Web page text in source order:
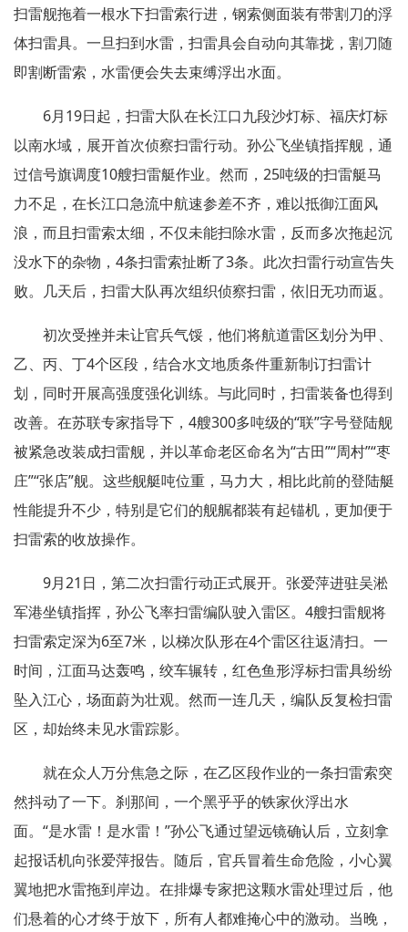
扫雷舰拖着一根水下扫雷索行进，钢索侧面装有带割刀的浮
体扫雷具。一旦扫到水雷，扫雷具会自动向其靠拢，割刀随
即割断雷索，水雷便会失去束缚浮出水面。
6月19日起，扫雷大队在长江口九段沙灯标、福庆灯标
以南水域，展开首次侦察扫雷行动。孙公飞坐镇指挥舰，通
过信号旗调度10艘扫雷艇作业。然而，25吨级的扫雷艇马
力不足，在长江口急流中航速参差不齐，难以抵御江面风
浪，而且扫雷索太细，不仅未能扫除水雷，反而多次拖起沉
没水下的杂物，4条扫雷索扯断了3条。此次扫雷行动宣告失
败。几天后，扫雷大队再次组织侦察扫雷，依旧无功而返。
初次受挫并未让官兵气馁，他们将航道雷区划分为甲、
乙、丙、丁4个区段，结合水文地质条件重新制订扫雷计
划，同时开展高强度强化训练。与此同时，扫雷装备也得到
改善。在苏联专家指导下，4艘300多吨级的“联”字号登陆舰
被紧急改装成扫雷舰，并以革命老区命名为“古田”“周村”“枣
庄”“张店”舰。这些舰艇吨位重，马力大，相比此前的登陆艇
性能提升不少，特别是它们的舰艉都装有起锚机，更加便于
扫雷索的收放操作。
9月21日，第二次扫雷行动正式展开。张爱萍进驻吴淞
军港坐镇指挥，孙公飞率扫雷编队驶入雷区。4艘扫雷舰将
扫雷索定深为6至7米，以梯次队形在4个雷区往返清扫。一
时间，江面马达轰鸣，绞车辗转，红色鱼形浮标扫雷具纷纷
坠入江心，场面蔚为壮观。然而一连几天，编队反复检扫雷
区，却始终未见水雷踪影。
就在众人万分焦急之际，在乙区段作业的一条扫雷索突
然抖动了一下。刹那间，一个黑乎乎的铁家伙浮出水
面。“是水雷！是水雷！”孙公飞通过望远镜确认后，立刻拿
起报话机向张爱萍报告。随后，官兵冒着生命危险，小心翼
翼地把水雷拖到岸边。在排爆专家把这颗水雷处理过后，他
们悬着的心才终于放下，所有人都难掩心中的激动。当晚，